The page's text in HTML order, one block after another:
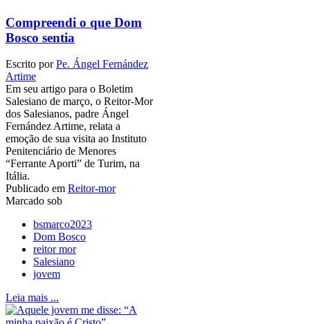
Compreendi o que Dom
Bosco sentia
Escrito porPe. Ángel Fernández
Artime
Em seu artigo para o Boletim
Salesiano de março, o Reitor-Mor
dos Salesianos, padre Ángel
Fernández Artime, relata a
emoção de sua visita ao Instituto
Penitenciário de Menores
“Ferrante Aporti” de Turim, na
Itália.
Publicado em Reitor-mor
Marcado sob
bsmarco2023
Dom Bosco
reitor mor
Salesiano
jovem
Leia mais ...